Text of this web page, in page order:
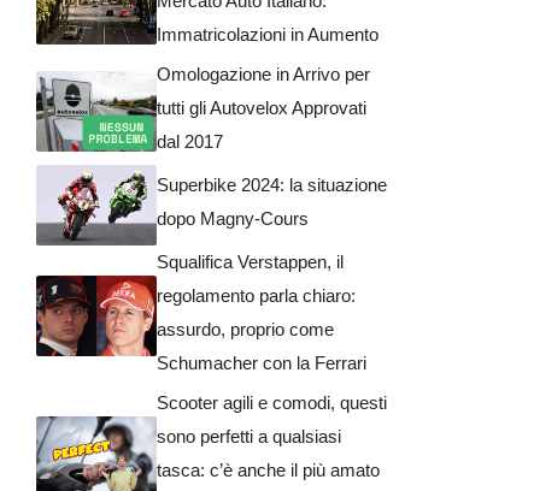
Immatricolazioni in Aumento
Omologazione in Arrivo per
tutti gli Autovelox Approvati
dal 2017
Superbike 2024: la situazione
dopo Magny-Cours
Squalifica Verstappen, il
regolamento parla chiaro:
assurdo, proprio come
Schumacher con la Ferrari
Scooter agili e comodi, questi
sono perfetti a qualsiasi
tasca: c’è anche il più amato